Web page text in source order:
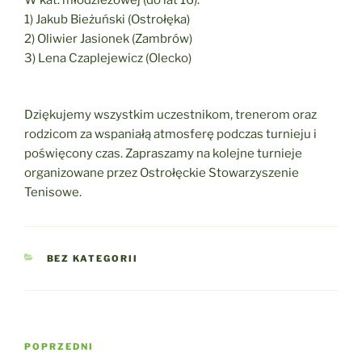
1) Jakub Bieżuński (Ostrołęka)
2) Oliwier Jasionek (Zambrów)
3) Lena Czaplejewicz (Olecko)
Dziękujemy wszystkim uczestnikom, trenerom oraz
rodzicom za wspaniałą atmosferę podczas turnieju i
poświęcony czas. Zapraszamy na kolejne turnieje
organizowane przez Ostrołęckie Stowarzyszenie
Tenisowe.
KATEGORIE
BEZ KATEGORII
Nawigacja
Poprzedni
POPRZEDNI